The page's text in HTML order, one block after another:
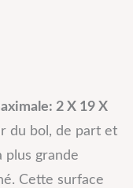
2 X 19 X
du bol, de part et
plus grande
Cette surface